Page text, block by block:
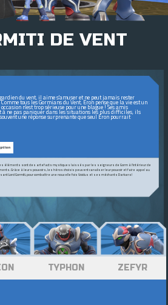
DE VENT
du vent, il aime s'amuser et ne peut jamais rester
tous les Gormians du Vent, Eron pense que la vie est un
occasion n'est trop sérieuse pour une blague ! Ses amis
à ne pas paniquer dans les situations les plus difficiles, ils
une réponse surprenante que seul Eron pourrait
éléments sont des artefacts mystiques laissés par les seigneurs de Gorm à l'intérieur de
Grâce à leurs pouvoirs, les héros choisis peuvent canaliser leur pouvoir et faire appel au
Lord Gormiti, pour combattre une nouvelle fois Voidus et ses méchants Darkans!
TYPHON ZEFYR